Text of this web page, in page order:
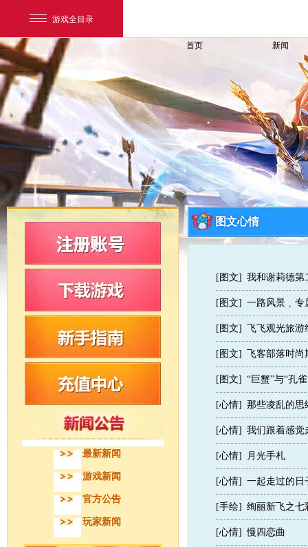
游戏全目录
网易游戏
游戏爱好者
我的足迹： 新飞飞
首页 新闻
最新新闻
游戏新闻
官方公告
玩家新闻
图文心情
[图文] 我和谢莉德
[图文] 一路风景﹑
[图文] 飞飞观光旅
[图文] 飞客部落时
[图文] “巨蟹”与“孔
[心情] 那些凌乱的思
[心情] 我们跟着感觉
[心情] 月光手札
[心情] 一起走过的日
[手绘] 绚丽新飞之七
[心情] 慢四恋曲